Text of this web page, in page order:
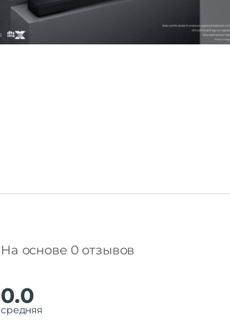
На основе 0 отзывов
0.0
средняя